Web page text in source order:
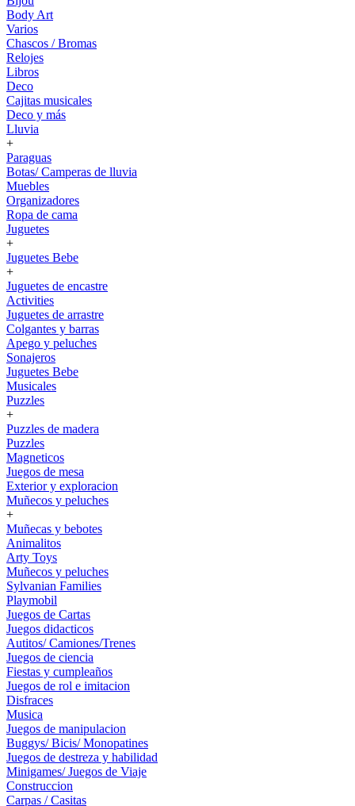
Body Art
Varios
Chascos / Bromas
Relojes
Libros
Deco
Cajitas musicales
Deco y más
Lluvia
+
Paraguas
Botas/ Camperas de lluvia
Muebles
Organizadores
Ropa de cama
Juguetes
+
Juguetes Bebe
+
Juguetes de encastre
Activities
Juguetes de arrastre
Colgantes y barras
Apego y peluches
Sonajeros
Juguetes Bebe
Musicales
Puzzles
+
Puzzles de madera
Puzzles
Magneticos
Juegos de mesa
Exterior y exploracion
Muñecos y peluches
+
Muñecas y bebotes
Animalitos
Arty Toys
Muñecos y peluches
Sylvanian Families
Playmobil
Juegos de Cartas
Juegos didacticos
Autitos/ Camiones/Trenes
Juegos de ciencia
Fiestas y cumpleaños
Juegos de rol e imitacion
Disfraces
Musica
Juegos de manipulacion
Buggys/ Bicis/ Monopatines
Juegos de destreza y habilidad
Minigames/ Juegos de Viaje
Construccion
Carpas / Casitas